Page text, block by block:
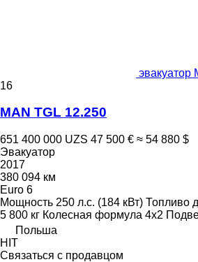
эвакуатор
16
MAN TGL 12.250
651 400 000 UZS 47 500 € ≈ 54 880 $
Эвакуатор
2017
380 094 км
Euro 6
Мощность 250 л.с. (184 кВт) Топливо
5 800 кг Колесная формула 4x2
Польша
HIT
Связаться с продавцом